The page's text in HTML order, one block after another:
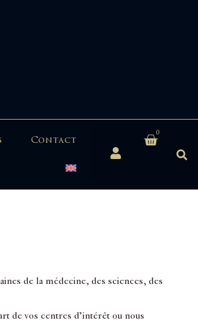
Contact
0
de la médecine, des sciences, des
de vos centres d’intérêt ou nous